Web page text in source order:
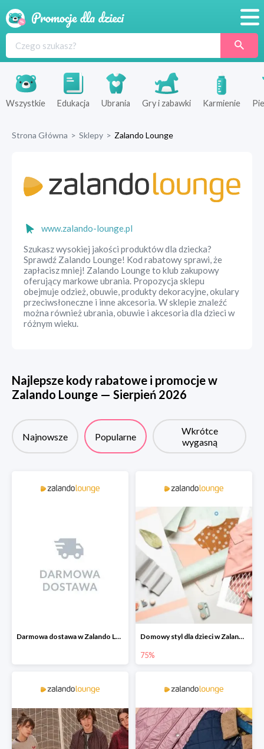
Produkty
Sklepy
Wszystkie Edukacja Ubrania Gry i zabawki Karmienie
Strona Główna > Sklepy > Zalando Lounge
www.zalando-lounge.pl
Szukasz wysokiej jakości produktów dla dziecka?
Sprawdź Zalando Lounge! Kod rabatowy sprawi, że
zapłacisz mniej! Zalando Lounge to klub zakupowy
oferujący markowe ubrania. Propozycja sklepu
obejmuje odzież, obuwie, produkty dekoracyjne, okulary
przeciwsłoneczne i inne akcesoria. W sklepie znaleźć
można również ubrania, obuwie i akcesoria dla dzieci w
różnym wieku.
Najlepsze kody rabatowe i promocje w
Zalando Lounge — Sierpień 2026
Najnowsze Popularne
Wkrótce
wygasną
Darmowa dostawa w Zalando Lounge Domowy styl dla dzieci w Zalando Lounge do -75%
75%